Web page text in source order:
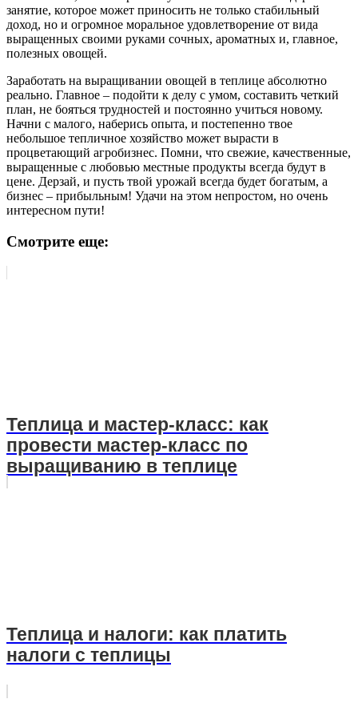
занятие, которое может приносить не только стабильный
доход, но и огромное моральное удовлетворение от вида
выращенных своими руками сочных, ароматных и, главное,
полезных овощей.
Заработать на выращивании овощей в теплице абсолютно
реально. Главное – подойти к делу с умом, составить четкий
план, не бояться трудностей и постоянно учиться новому.
Начни с малого, наберись опыта, и постепенно твое
небольшое тепличное хозяйство может вырасти в
процветающий агробизнес. Помни, что свежие, качественные,
выращенные с любовью местные продукты всегда будут в
цене. Дерзай, и пусть твой урожай всегда будет богатым, а
бизнес – прибыльным! Удачи на этом непростом, но очень
интересном пути!
Смотрите еще:
Теплица и мастер-класс: как
провести мастер-класс по
выращиванию в теплице
Теплица и налоги: как платить
налоги с теплицы